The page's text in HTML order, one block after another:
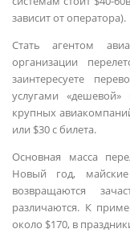
зависит от оператора).
Стать агентом
организации
заинтересуете
услугами
крупных
или $30 с билета.
Основная масса
Новый год,
возвращаются
различаются. К
около $170, в